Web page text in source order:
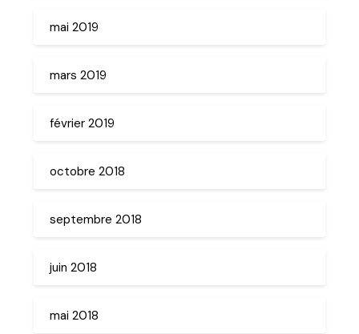
mai 2019
mars 2019
février 2019
octobre 2018
septembre 2018
juin 2018
mai 2018